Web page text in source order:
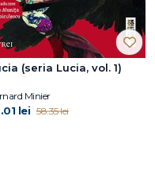
(seria Lucia, vol. 1)
Minier
lei 58.35 lei